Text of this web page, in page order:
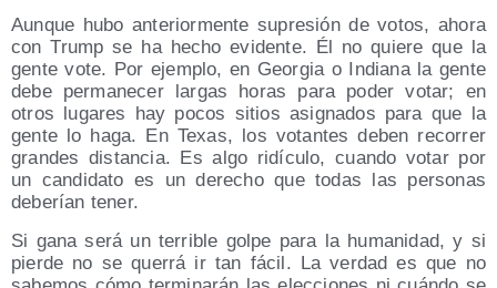
Aun­que hubo ante­rior­men­te supre­sión de votos, aho­ra
con Trump se ha hecho evi­den­te. Él no quie­re que la
gen­te vote. Por ejem­plo, en Geor­gia o India­na la gen­te
debe per­ma­ne­cer lar­gas horas para poder votar; en
otros luga­res hay pocos sitios asig­na­dos para que la
gen­te lo haga. En Texas, los votan­tes deben reco­rrer
gran­des dis­tan­cia. Es algo ridícu­lo, cuan­do votar por
un can­di­da­to es un dere­cho que todas las per­so­nas
debe­rían tener.
Si gana será un terri­ble gol­pe para la huma­ni­dad, y si
pier­de no se que­rrá ir tan fácil. La ver­dad es que no